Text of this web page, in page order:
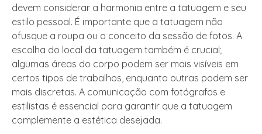
devem considerar a harmonia entre a tatuagem e seu
estilo pessoal. É importante que a tatuagem não
ofusque a roupa ou o conceito da sessão de fotos. A
escolha do local da tatuagem também é crucial;
algumas áreas do corpo podem ser mais visíveis em
certos tipos de trabalhos, enquanto outras podem ser
mais discretas. A comunicação com fotógrafos e
estilistas é essencial para garantir que a tatuagem
complemente a estética desejada.